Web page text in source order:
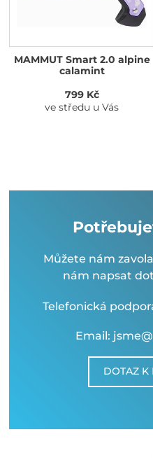
MAMMUT Smart 2.0 alpine
calamint
799 Kč
ve středu u Vás
Můžete nám
nám napsat
Telefonická
Email:
DOTAZ K